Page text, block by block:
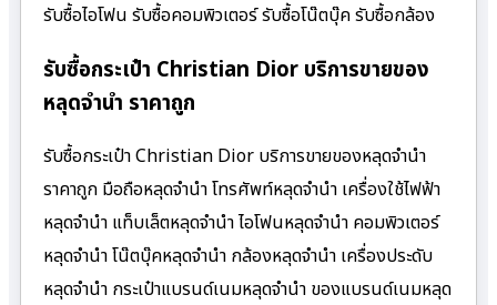
รับซื้อไอโฟน รับซื้อคอมพิวเตอร์ รับซื้อโน๊ตบุ๊ค รับซื้อกล้อง
รับซื้อกระเป๋า Christian Dior บริการขายของ
หลุดจำนำ ราคาถูก
รับซื้อกระเป๋า Christian Dior บริการขายของหลุดจำนำ
ราคาถูก มือถือหลุดจำนำ โทรศัพท์หลุดจำนำ เครื่องใช้ไฟฟ้า
หลุดจำนำ แท็บเล็ตหลุดจำนำ ไอโฟนหลุดจำนำ คอมพิวเตอร์
หลุดจำนำ โน๊ตบุ๊คหลุดจำนำ กล้องหลุดจำนำ เครื่องประดับ
หลุดจำนำ กระเป๋าแบรนด์เนมหลุดจำนำ ของแบรนด์เนมหลุด